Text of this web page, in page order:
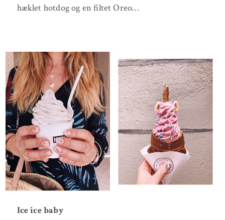
hæklet hotdog og en filtet Oreo…
Ice ice baby